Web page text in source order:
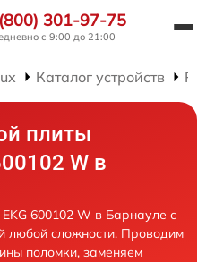
301-97-75
с 9:00 до 21:00
Каталог устройств
плиты
W в
600102 W в Барнауле с
любой сложности. Проводим
поломки, заменяем